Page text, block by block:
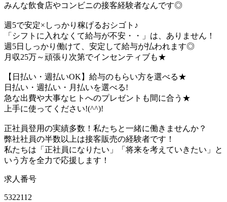
みんな飲食店やコンビニの接客経験者なんです◎
週5で安定×しっかり稼げるおシゴト♪
「シフトに入れなくて給与が不安・・」は、ありません！
週5日しっかり働けて、安定して給与が払われます◎
月収25万～頑張り次第でインセンティブも★
【日払い・週払いOK】給与のもらい方を選べる★
日払い・週払い・月払いを選べる!
急な出費や大事なヒトへのプレゼントも間に合う★
上手に使ってください!(^^)!
正社員登用の実績多数！私たちと一緒に働きませんか？
弊社社員の半数以上は接客販売の経験者です！
私たちは「正社員になりたい」「将来を考えていきたい」と
いう方を全力で応援します！
求人番号
5322112